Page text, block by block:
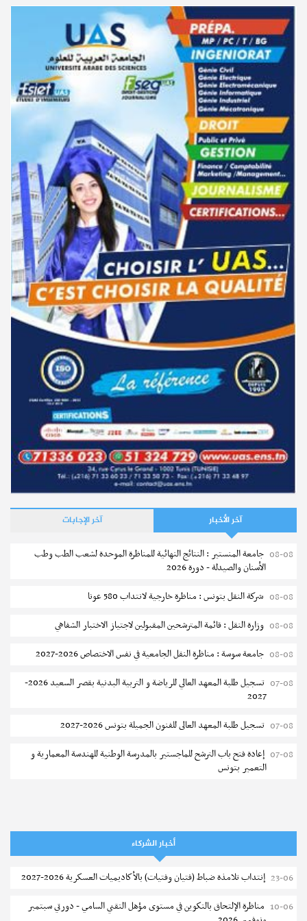
آخر الأخبار آخر الإجابات
08-08 جامعة المنستير : النتائج النهائية للمناظرة الموحدة لشعب الطب وطب
الأسنان والصيدلة - دورة 2026
08-08 شركة النقل بتونس : مناظرة خارجية لانتداب 580 عونا
08-08 وزارة النقل : قائمة المترشحين المقبولين لاجتياز الاختبار الشفاهي
08-08 جامعة سوسة : مناظرة النقل الجامعية في نفس الاختصاص 2026-2027
07-08
تسجيل طلبة المعهد العالي للرياضة و التربية البدنية بقصر السعيد 2026-
2027
07-08 تسجيل طلبة المعهد العالى للفنون الجميلة بتونس 2026-2027
07-08 إعادة فتح باب الترشح للماجستير بالمدرسة الوطنية للهندسة المعمارية و
التعمير بتونس
المعهد العالي للعلوم التطبيقية والتكنولوجيا بالقيروان : الترشح للماجستير
2026-2027
06-08 الترشح للماجستير بالمعهد العالي لمهن الموضة بالمنستير 2026-2027
أخبار الشركاء
23-06 إنتداب تلامذة ضباط (فتيان وفتيات) بالأكاديميات العسكرية 2026-2027
10-06 مناظرة الإلتحاق بالتكوين في مستوى مؤهل التقني السامي - دورتي سبتمبر